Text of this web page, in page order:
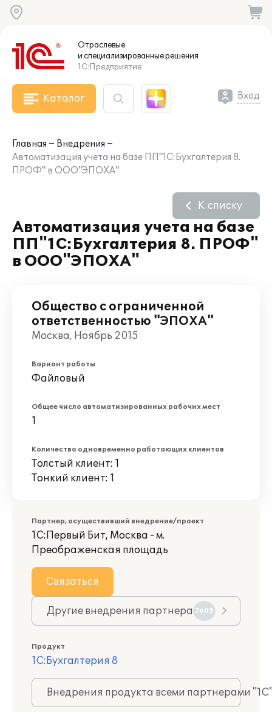
Отраслевые
и специализированныерешения
1С:Предприятие
Каталог Вход
Главная
Внедрения
Автоматизация учета на базе ПП"1С:Бухгалтерия 8.
ПРОФ" в ООО"ЭПОХА"
Автоматизация учета на базе
ПП"1С:Бухгалтерия 8. ПРОФ"
в ООО"ЭПОХА"
К списку
Общество с ограниченной
ответственностью "ЭПОХА"
Москва, Ноябрь 2015
Вариант работы
Файловый
Общее число автоматизированных рабочих мест
1
Количество одновременно работающих клиентов
Толстый клиент: 1
Тонкий клиент: 1
Партнер, осуществивший внедрение/проект
1С:Первый Бит, Москва - м.
Преображенская площадь
Связаться
Другие внедрения партнера 7605
Продукт
1С:Бухгалтерия 8
Внедрения продукта всеми партнерами